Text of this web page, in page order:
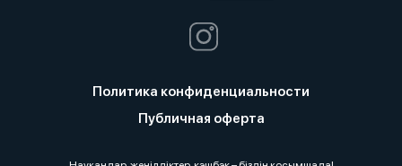
Политика конфиденциальности
Публичная оферта